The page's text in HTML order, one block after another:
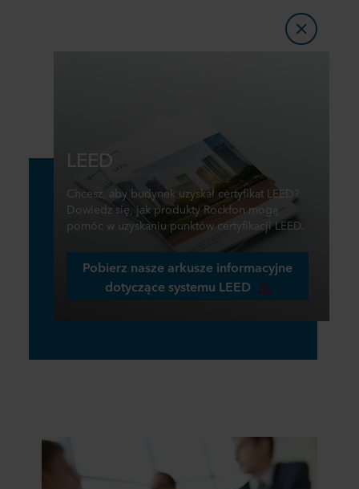
LEED
Chcesz, aby budynek uzyskał certyfikat LEED?
Dowiedz się, jak produkty Rockfon mogą
pomóc w uzyskaniu punktów certyfikacji LEED.
Pobierz nasze arkusze informacyjne
dotyczące systemu LEED